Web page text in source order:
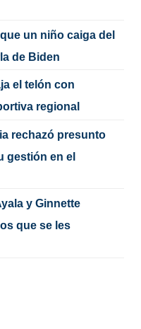
un niño caiga del
de Biden
el telón con
regional
rechazó presunto
gestión en el
y Ginnette
que se les